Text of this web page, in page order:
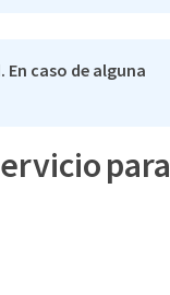
caso de alguna
para